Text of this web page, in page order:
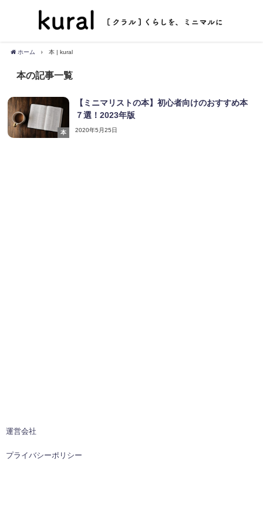
ホーム 本 | kural
本の記事一覧
本
【ミニマリストの本】初心者向けのおすすめ本
７選！2023年版
2020年5月25日
運営会社
プライバシーポリシー